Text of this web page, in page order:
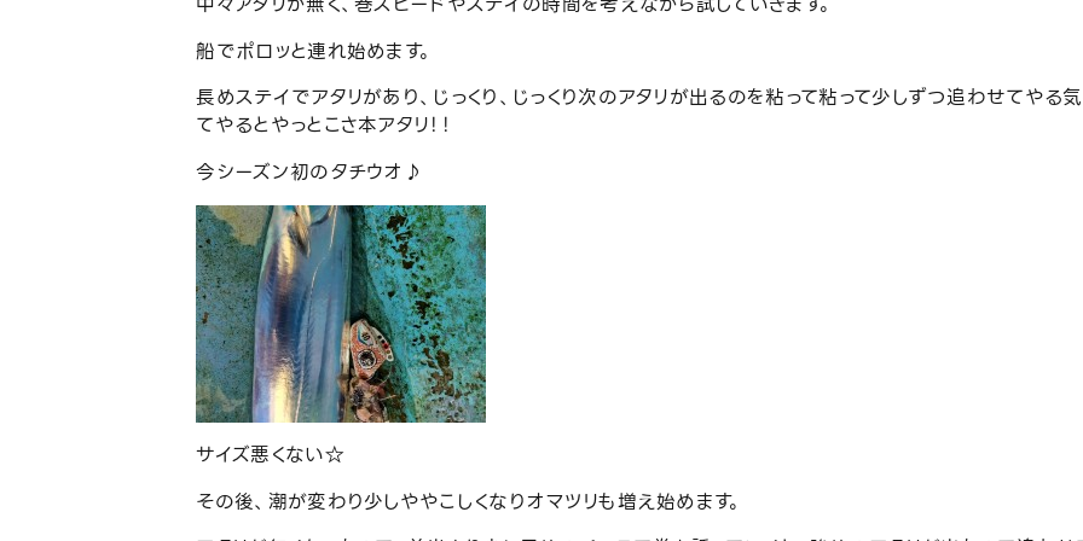
船でポロッと連れ始めます。
長めステイでアタリがあり、じっくり、じっくり次のアタリが出るのを粘って粘って少しずつ追わせてやる
てやるとやっとこさ本アタリ！！
今シーズン初のタチウオ♪
サイズ悪くない☆
その後、潮が変わり少しややこしくなりオマツリも増え始めます。